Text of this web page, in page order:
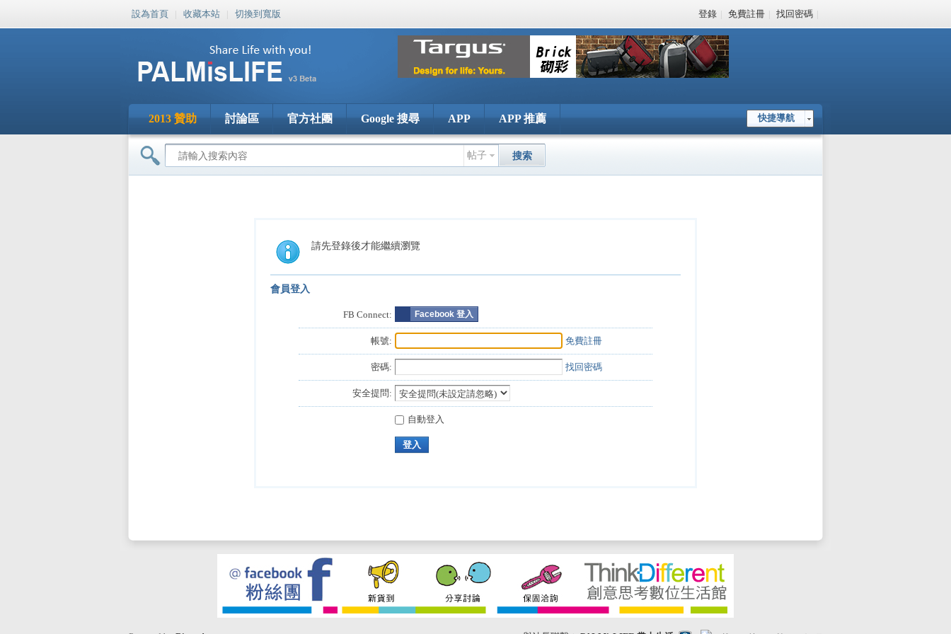
設為首頁 | 收藏本站 | 切換到寬版 登錄 | 免費註冊 | 找回密碼 |
快捷導航
2013 贊助 討論區 官方社團 Google 搜尋 APP APP 推薦
帖子 搜索
請先登錄後才能繼續瀏覽
會員登入
FB Connect: Facebook 登入
帳號: 免費註冊
密碼: 找回密碼
安全提問:
自動登入
登入